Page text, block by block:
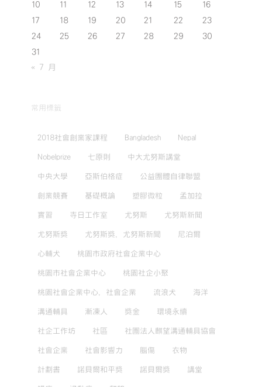
10
11 12 13 14 15
16
17
18 19 20 21 22
23
24
25 26 27 28 29
30
31
« 7 月
常用標籤
2018社會創業家課程 Bangladesh Nepal
Nobelprize 七原則 中大尤努斯講堂
中央大學 亞斯伯格症 公益團體自律聯盟
創業競賽 基礎概論 塑膠微粒 孟加拉
實習 寺日工作室 尤努斯 尤努斯新聞
尤努斯獎 尤努斯獎，尤努斯新聞 尼泊爾
心輔犬 桃園市政府社會企業中心
桃園市社會企業中心 桃園社企小聚
桃園社會企業中心，社會企業 流浪犬 海洋
溝通輔具 漸凍人 獎金 環境永續
社企工作坊 社區 社團法人麒望溝通輔具協會
社會企業 社會影響力 腦傷 衣物
計劃書 諾貝爾和平獎 諾貝爾獎 講堂